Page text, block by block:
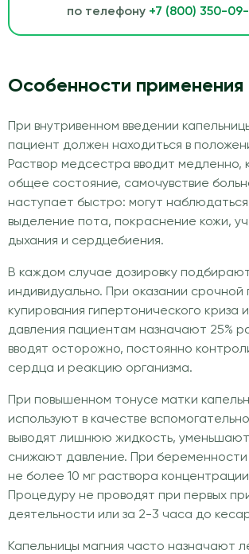
по телефону +7 (800) 350-
Особенности применения
При внутривенном введении
пациент должен находиться в
Раствор медсестра вводит медленно,
общее состояние, самочувствие
наступает быстро: могут
выделение пота, покраснение кожи,
дыхания и сердцебиения.
В каждом случае дозировку
индивидуально. При оказании
купирования гипертонического криза
давления пациентам назначают 25%
вводят осторожно, постоянно
сердца и реакцию организма.
При повышенном тонусе матки
используют в качестве
выводят лишнюю жидкость,
снижают давление. При беременности
не более 10 мг раствора концентрации
Процедуру не проводят при первых
деятельности или за 2-3 часа до
Капельницы магния часто назначают